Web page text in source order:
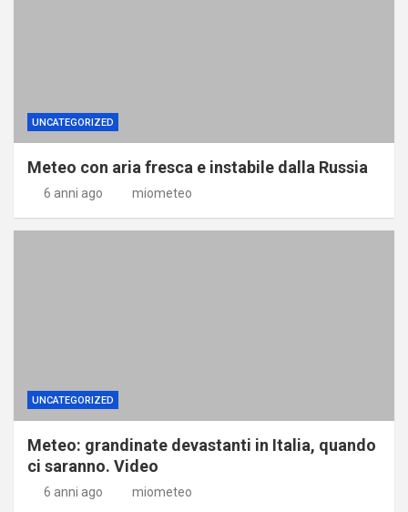
UNCATEGORIZED
Meteo con aria fresca e instabile dalla Russia
6 anni ago miometeo
UNCATEGORIZED
Meteo: grandinate devastanti in Italia, quando
ci saranno. Video
6 anni ago miometeo